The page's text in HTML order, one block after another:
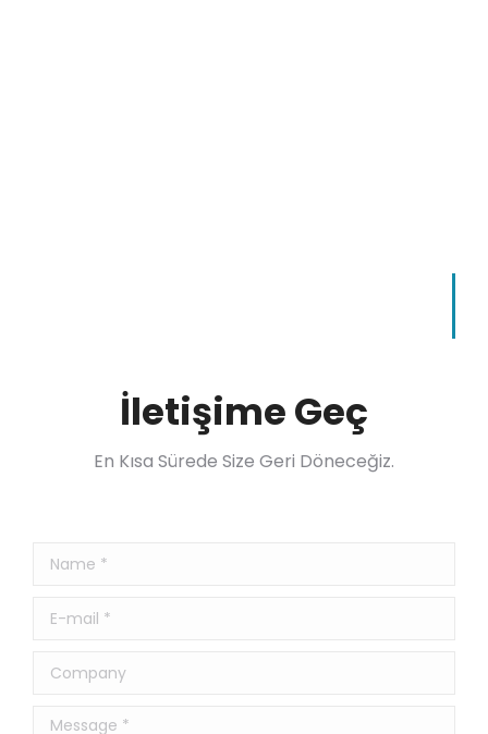
İletişime Geç
En Kısa Sürede Size Geri Döneceğiz.
Name *
E-mail *
Company
Message *